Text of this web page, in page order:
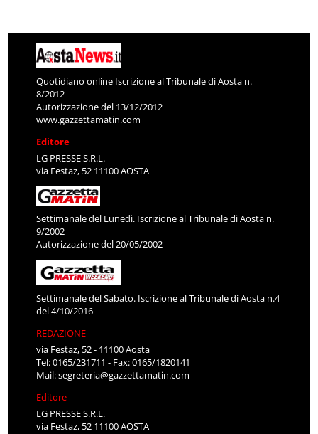
Quotidiano online Iscrizione al Tribunale di Aosta n.
8/2012
Autorizzazione del 13/12/2012
www.gazzettamatin.com
Editore
LG PRESSE S.R.L.
via Festaz, 52 11100 AOSTA
Settimanale del Lunedì. Iscrizione al Tribunale di Aosta n.
9/2002
Autorizzazione del 20/05/2002
Settimanale del Sabato. Iscrizione al Tribunale di Aosta n.4
del 4/10/2016
REDAZIONE
via Festaz, 52 - 11100 Aosta
Tel: 0165/231711 - Fax: 0165/1820141
Mail:segreteria@gazzettamatin.com
Editore
LG PRESSE S.R.L.
via Festaz, 52 11100 AOSTA